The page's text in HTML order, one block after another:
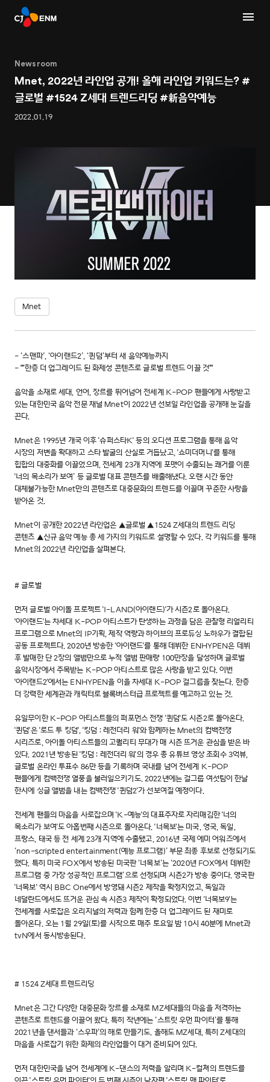
Newsroom
Mnet, 2022년 라인업 공개! 올해 라인업 키워드는? #
글로벌 #1524 Z세대 트렌드리딩 #新음악예능
2022.01.19
Mnet
- ‘스맨파’, ‘아이랜드2’, ‘퀸덤’부터 새 음악예능까지
- ""한층 더 업그레이드 된 화제성 콘텐츠로 글로벌 트렌드 이끌 것""
음악을 소재로 세대, 언어, 장르를 뛰어넘어 전세계 K-POP 팬들에게 사랑받고
있는 대한민국 음악 전문 채널 Mnet이 2022년 선보일 라인업을 공개해 눈길을
끈다.
Mnet은 1995년 개국 이후 '슈퍼스타K' 등의 오디션 프로그램을 통해 음악
시장의 저변을 확대하고 스타 발굴의 산실로 거듭났고, '쇼미더머니'를 통해
힙합의 대중화를 이끌었으며, 전세계 23개 지역에 포맷이 수출되는 쾌거를 이룬
'너의 목소리가 보여’ 등 글로벌 대표 콘텐츠를 배출해냈다. 오랜 시간 동안
대체불가능한 Mnet만의 콘텐츠로 대중문화의 트렌드를 이끌며 꾸준한 사랑을
받아온 것.
Mnet이 공개한 2022년 라인업은 ▲글로벌 ▲1524 Z세대의 트렌드 리딩
콘텐츠 ▲신규 음악 예능 총 세 가지의 키워드로 설명할 수 있다. 각 키워드를 통해
Mnet의 2022년 라인업을 살펴본다.
# 글로벌
먼저 글로벌 아이돌 프로젝트 'I-LAND(아이랜드)'가 시즌2로 돌아온다.
'아이랜드'는 차세대 K-POP 아티스트가 탄생하는 과정을 담은 관찰형 리얼리티
프로그램으로 Mnet의 IP기획, 제작 역량과 하이브의 프로듀싱 노하우가 결합된
공동 프로젝트다. 2020년 방송한 '아이랜드'를 통해 데뷔한 ENHYPEN은 데뷔
후 발매한 단 2장의 앨범만으로 누적 앨범 판매량 100만장을 달성하며 글로벌
음악시장에서 주목받는 K-POP 아티스트로 많은 사랑을 받고 있다. 이번
'아이랜드2'에서는 ENHYPEN을 이을 차세대 K-POP 걸그룹을 찾는다. 한층
더 강력한 세계관과 캐릭터로 블록버스터급 프로젝트를 예고하고 있는 것.
유일무이한 K-POP 아티스트들의 퍼포먼스 전쟁 '퀸덤'도 시즌2로 돌아온다.
'퀸덤'은 '로드 투 킹덤', '킹덤 : 레전더리 워'와 함께하는 Mnet의 컴백전쟁
시리즈로, 아이돌 아티스트들의 고퀄리티 무대가 매 시즌 뜨거운 관심을 받은 바
있다. 2021년 방송된 '킹덤 : 레전더리 워'의 경우 총 유튜브 영상 조회수 3억뷰,
글로벌 온라인 투표수 86만 등을 기록하며 국내를 넘어 전세계 K-POP
팬들에게 컴백전쟁 열풍을 불러일으키기도. 2022년에는 걸그룹 여섯팀이 한날
한시에 싱글 앨범을 내는 컴백전쟁 '퀸덤2'가 선보여질 예정이다.
전세계 팬들의 마음을 사로잡으며 'K-예능'의 대표주자로 자리매김한 '너의
목소리가 보여'도 아홉번째 시즌으로 돌아온다. '너목보'는 미국, 영국, 독일,
프랑스, 태국 등 전 세계 23개 지역에 수출됐고, 2016년 국제 에미 어워즈에서
‘non-scripted entertainment(예능 프로그램)’ 부문 최종 후보로 선정되기도
했다. 특히 미국 FOX에서 방송된 미국판 ‘너목보’는 ‘2020년 FOX에서 데뷔한
프로그램 중 가장 성공적인 프로그램’으로 선정되며 시즌2가 방송 중이다. 영국판
'너목보' 역시 BBC One에서 방영돼 시즌2 제작을 확정지었고, 독일과
네덜란드에서도 뜨거운 관심 속 시즌3 제작이 확정되었다. 이번 '너목보9'는
전세계를 사로잡은 오리지널의 저력과 함께 한층 더 업그레이드 된 재미로
돌아온다. 오는 1월 29일(토)를 시작으로 매주 토요일 밤 10시 40분에 Mnet과
tvN에서 동시방송된다.
# 1524 Z세대 트렌드리딩
Mnet은 그간 다양한 대중문화 장르를 소재로 MZ세대들의 마음을 저격하는
콘텐츠로 트렌드를 이끌어 왔다. 특히 작년에는 ‘스트릿 우먼 파이터’를 통해
2021년을 댄서들과 ‘스우파’의 해로 만들기도. 올해도 MZ세대, 특히 Z세대의
마음을 사로잡기 위한 화제의 라인업들이 대거 준비되어 있다.
먼저 대한민국을 넘어 전세계에 K-댄스의 저력을 알리며 K-컬쳐의 트렌드를